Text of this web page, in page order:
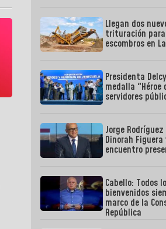
Llegan dos
trituración
escombros en
Presidenta
medalla "Héroe
servidores
Jorge
Dinorah
encuentro
Cabello: Todos
bienvenidos
marco de la
República